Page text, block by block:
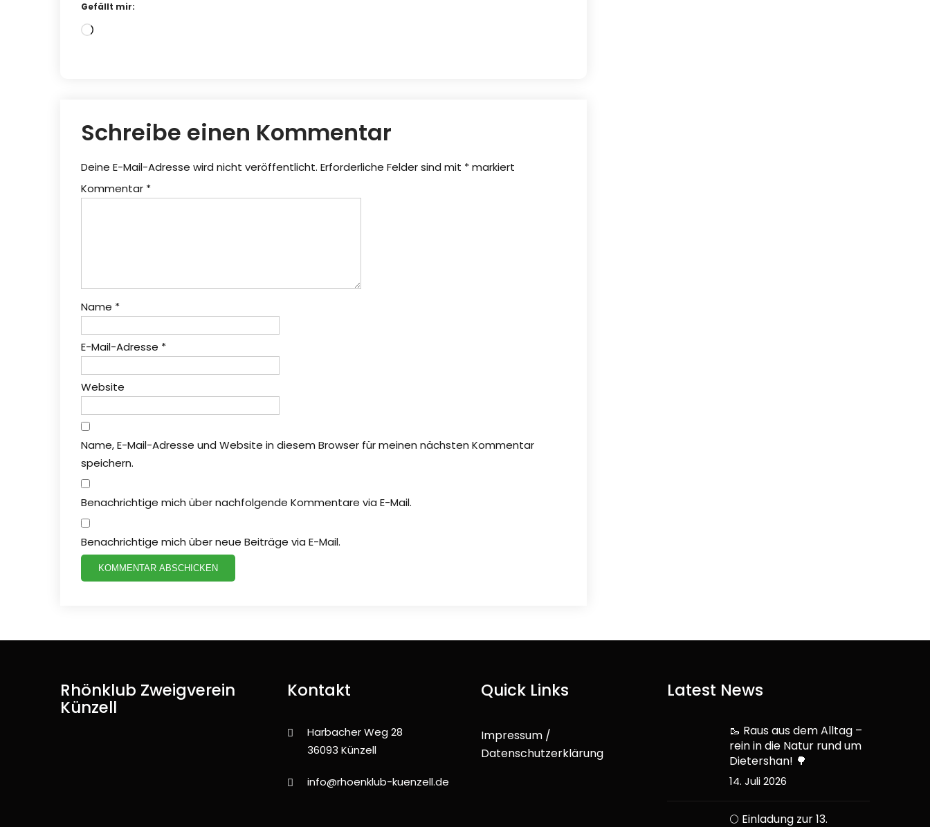
Gefällt mir:
Wird
Schreibe einen Kommentar
Deine E-Mail-Adresse wird nicht veröffentlicht. Erforderliche Felder sind mit *markiert
Kommentar *
Name *
E-Mail-Adresse *
Website
Name, E-Mail-Adresse und Website in diesem Browser für meinen nächsten Kommentar
speichern.
Benachrichtige mich über nachfolgende Kommentare via E-Mail.
Benachrichtige mich über neue Beiträge via E-Mail.
Rhönklub Zweigverein
Künzell
Kontakt
Harbacher Weg 28
36093 Künzell
info@rhoenklub-kuenzell.de
Quick Links
Impressum /
Datenschutzerklärung
Latest News
🥾 Raus aus dem Alltag –
rein in die Natur rund um
Dietershan! 🌳
14. Juli 2026
🌕 Einladung zur 13.